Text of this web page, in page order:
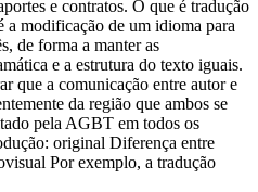
e contratos. O que é tradução
a modificação de um idioma para
de forma a manter as
e a estrutura do texto iguais.
que a comunicação entre autor e
da região que ambos se
pela AGBT em todos os
original Diferença entre
Por exemplo, a tradução